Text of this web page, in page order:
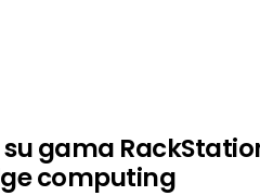
gama
computing